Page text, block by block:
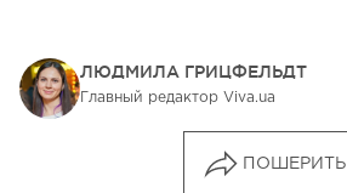
ЛЮДМИЛА ГРИЦФЕЛЬДТ
Главный редактор Viva.ua
ПОШЕРИТЬ